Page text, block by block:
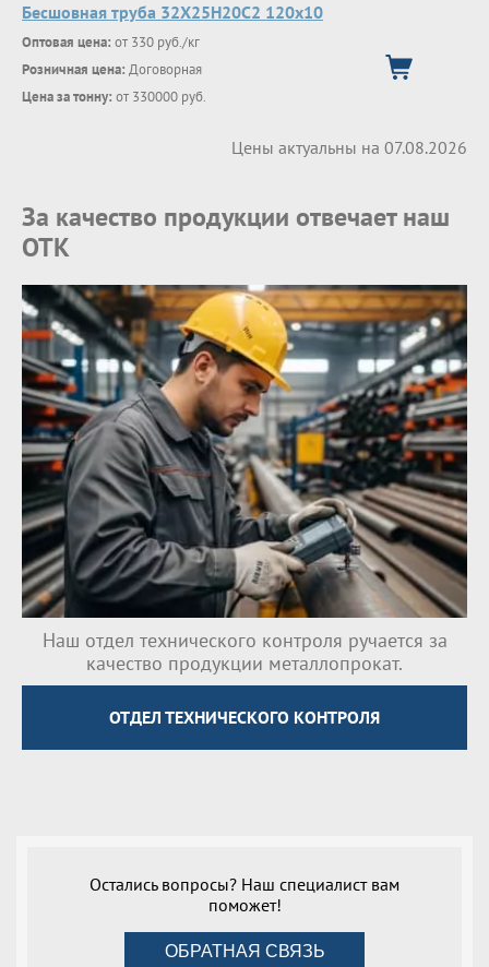
Бесшовная труба 32Х25Н20С2 120х10
Оптовая цена: от 330 руб./кг
Розничная цена: Договорная
Цена за тонну: от 330000 руб.
Цены актуальны на 07.08.2026
За качество продукции отвечает наш
ОТК
Наш отдел технического контроля ручается за
качество продукции металлопрокат.
ОТДЕЛ ТЕХНИЧЕСКОГО КОНТРОЛЯ
Остались вопросы? Наш специалист вам
поможет!
ОБРАТНАЯ СВЯЗЬ